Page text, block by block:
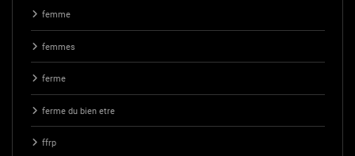
femme
femmes
ferme
ferme du bien etre
ffrp